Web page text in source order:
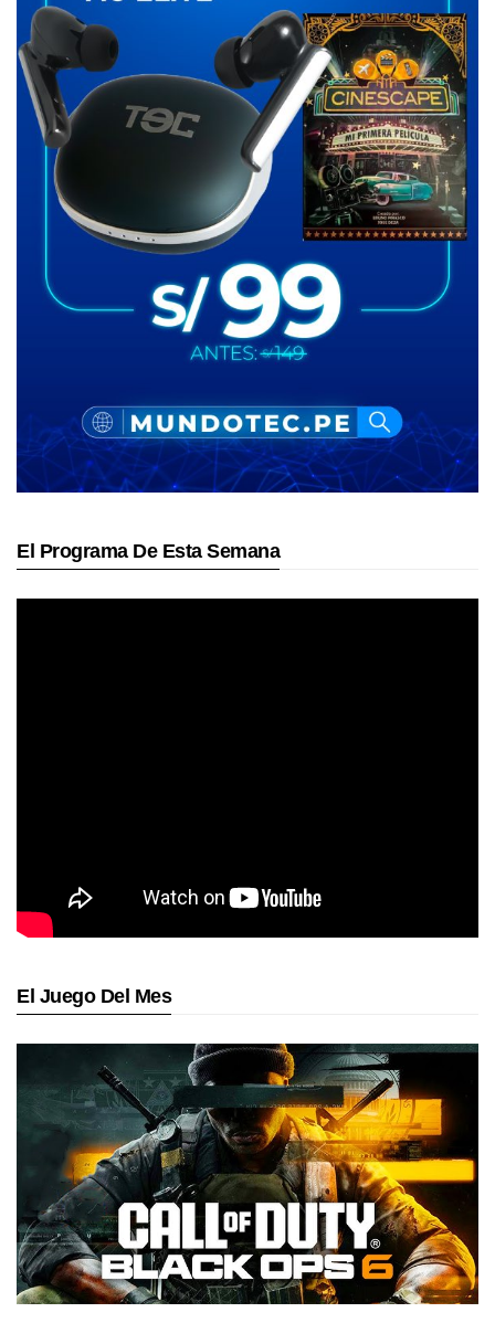
El Programa De Esta Semana
El Juego Del Mes